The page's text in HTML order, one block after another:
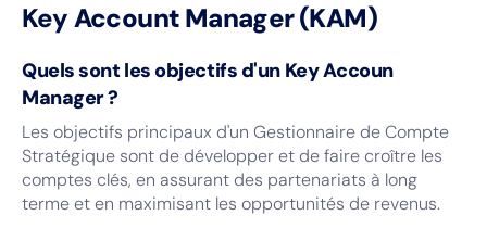
KeyAccount Manager (KAM)
Quels sont les objectifs d'un Key Accoun
Manager ?
Les objectifs principaux d'un Gestionnaire de Compte
Stratégique sont de développer et de faire croître les
comptes clés, en assurant des partenariats à long
terme et en maximisant les opportunités de revenus.